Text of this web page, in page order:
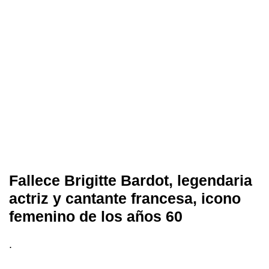
Fallece Brigitte Bardot, legendaria
actriz y cantante francesa, icono
femenino de los años 60
.